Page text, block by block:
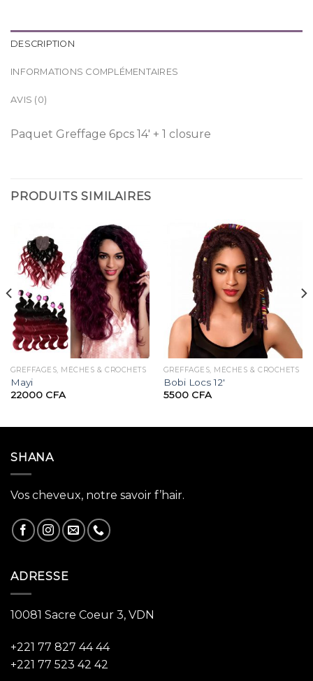
DESCRIPTION
INFORMATIONS COMPLÉMENTAIRES
AVIS (0)
Paquet Greffage 6pcs 14′ + 1 closure
PRODUITS SIMILAIRES
GREFFAGES, MÈCHES & CROCHETS
Mayi
22000 CFA
GREFFAGES, MÈCHES & CROCHETS
Bobi Locs 12′
5500 CFA
SHANA
Vos cheveux, notre savoir f’hair.
ADRESSE
10081 Sacre Coeur 3, VDN
+221 77 827 44 44
+221 77 523 42 42